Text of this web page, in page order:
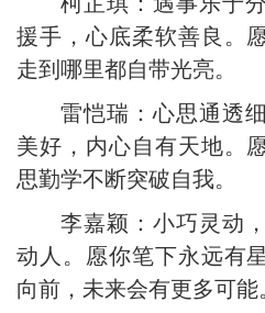
援手，心底柔软善良。
走到哪里都自带光亮。
雷恺瑞：心思通透
美好，内心自有天地。
思勤学不断突破自我。
李嘉颖：小巧灵动
动人。愿你笔下永远有
向前，未来会有更多可能